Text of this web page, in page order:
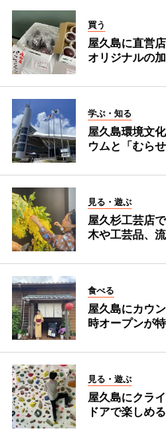
買う
屋久島に直営
オリジナルの
学ぶ・知る
屋久島環境文
ウムと「むら
見る・遊ぶ
屋久杉工芸店
木や工芸品、
食べる
屋久島にカウ
時オープンが
見る・遊ぶ
屋久島にクラ
ドアで楽しめ